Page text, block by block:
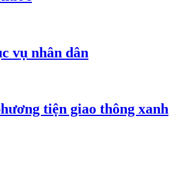
vụ nhân dân
tiện giao thông xanh